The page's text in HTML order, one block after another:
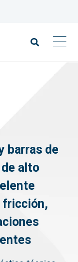
barras de
alto
fricción,